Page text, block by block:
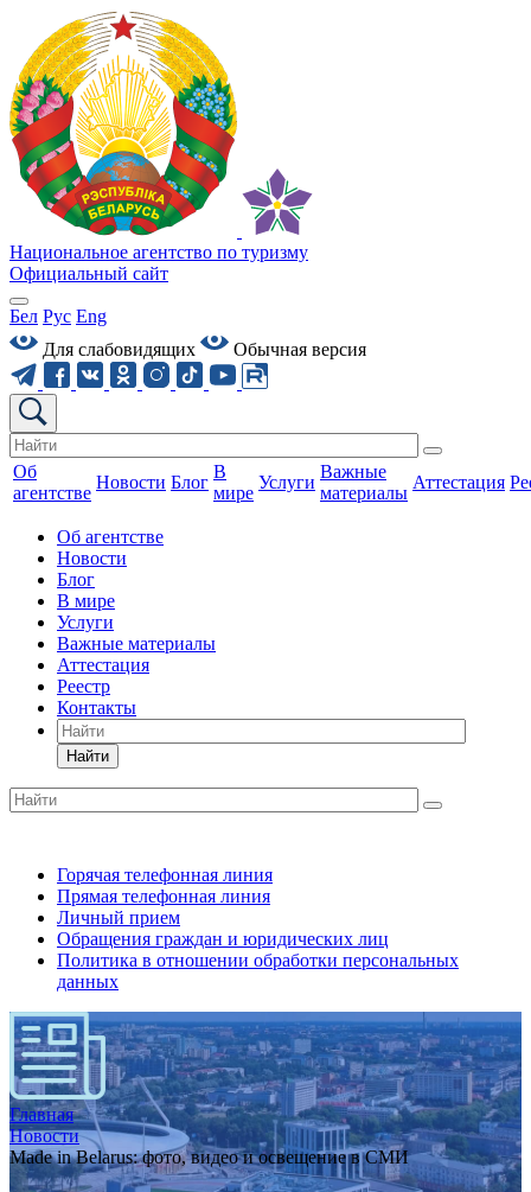
Национальное агентство по туризму
Официальный сайт
Бел Рус Eng
Для слабовидящих
Обычная версия
Об
агентстве
Новости Блог
В
мире
Услуги
Важные
материалы
Аттестация
Об агентстве
Новости
Блог
В мире
Услуги
Важные материалы
Аттестация
Реестр
Контакты
Найти
Горячая телефонная линия
Прямая телефонная линия
Личный прием
Обращения граждан и юридических лиц
Политика в отношении обработки персональных
данных
Главная
Новости
Made in Belarus: фото, видео и освещение в СМИ